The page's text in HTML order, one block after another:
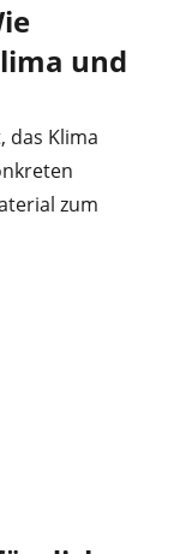
und
das Klima
zum